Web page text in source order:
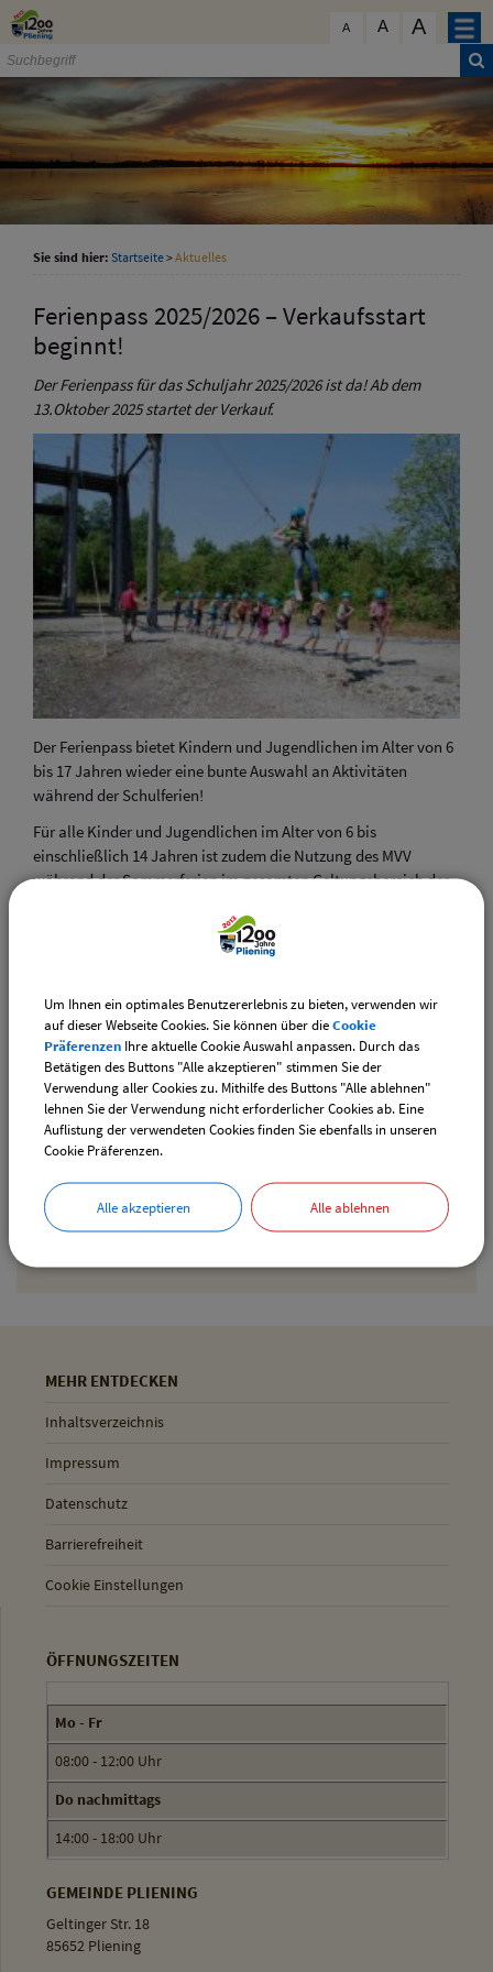
Zum Inhalt
A A A
Gemeinde Pliening
Geltinger Str. 18
Sie sind hier: Startseite>Aktuelles
Ferienpass 2025/2026 – Verkaufsstart
beginnt!
Der Ferienpass für das Schuljahr 2025/2026 ist da! Ab dem
13.Oktober 2025 startet der Verkauf.
Der Ferienpass bietet Kindern und Jugendlichen im Alter von 6
bis 17 Jahren wieder eine bunte Auswahl an Aktivitäten
während der Schulferien!
Für alle Kinder und Jugendlichen im Alter von 6 bis
einschließlich 14 Jahren ist zudem die Nutzung des MVV
während der Sommerferien im gesamten Geltungsbereich der
Erhältlich ist der Ferienpass ab dem 13.Oktober 2025
Für den Ferienpass wird ein aktuelles Lichtbild des Kindes
benötigt.
Drucken
MEHR ENTDECKEN
Inhaltsverzeichnis
Impressum
Datenschutz
Barrierefreiheit
Cookie Einstellungen
ÖFFNUNGSZEITEN
Mo - Fr
08:00 - 12:00 Uhr
Do nachmittags
14:00 - 18:00 Uhr
GEMEINDE PLIENING
Geltinger Str. 18
85652 Pliening
Um Ihnen ein optimales Benutzererlebnis zu bieten, verwenden wir
auf dieser Webseite Cookies. Sie können über dieCookie
Präferenzen Ihre aktuelle Cookie Auswahl anpassen. Durch das
Betätigen des Buttons "Alle akzeptieren" stimmen Sie der
Verwendung aller Cookies zu. Mithilfe des Buttons "Alle ablehnen"
lehnen Sie der Verwendung nicht erforderlicher Cookies ab. Eine
Auflistung der verwendeten Cookies finden Sie ebenfalls in unseren
Cookie Präferenzen.
Alle akzeptieren Alle ablehnen
schließen